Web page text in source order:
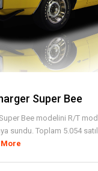
Super Bee
Bee modelini R/T
sundu. Toplam 5.054
More